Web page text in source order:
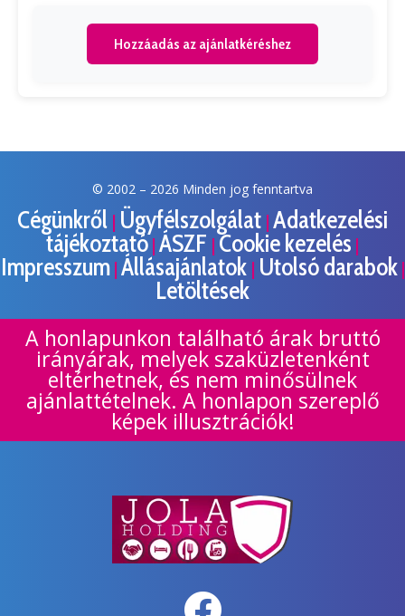
Hozzáadás az ajánlatkéréshez
© 2002 – 2026 Minden jog fenntartva
Cégünkről | Ügyfélszolgálat | Adatkezelési
tájékoztató | ÁSZF | Cookie kezelés |
Impresszum| Állásajánlatok | Utolsó darabok|
Letöltések
A honlapunkon található árak bruttó
irányárak, melyek szaküzletenként
eltérhetnek, és nem minősülnek
ajánlattételnek. A honlapon szereplő
képek illusztrációk!